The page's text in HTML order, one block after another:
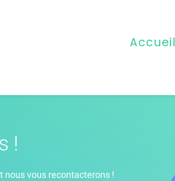
Accueil
!
nous vous recontacterons !